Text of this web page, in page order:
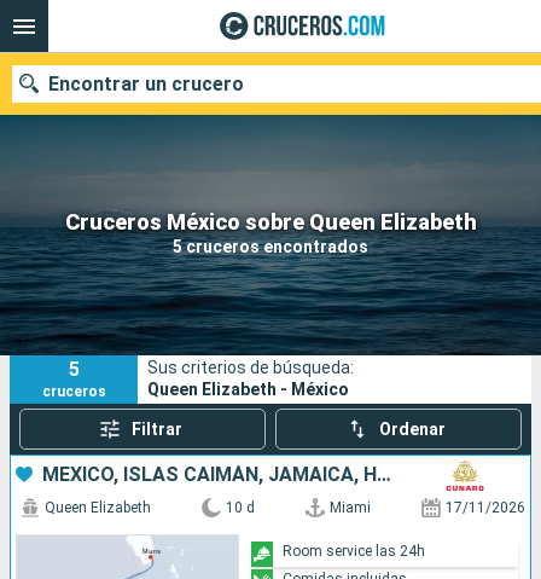
Cruceros México sobre Queen Elizabeth
5 cruceros encontrados
Encontrar un crucero
Nuestros destinos
Fecha de salida
Puertos Compañías
Buscar
5
cruceros
Sus criterios de búsqueda:
Queen Elizabeth - México
Filtrar Ordenar
MÉXICO, ISLAS CAIMÁN, JAMAICA, HONDURAS, ESTADOS UNIDOS
Queen Elizabeth 10 d Miami 17/11/2026
Room service las 24h